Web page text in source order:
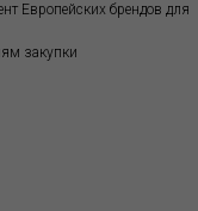
Европейских брендов для
закупки